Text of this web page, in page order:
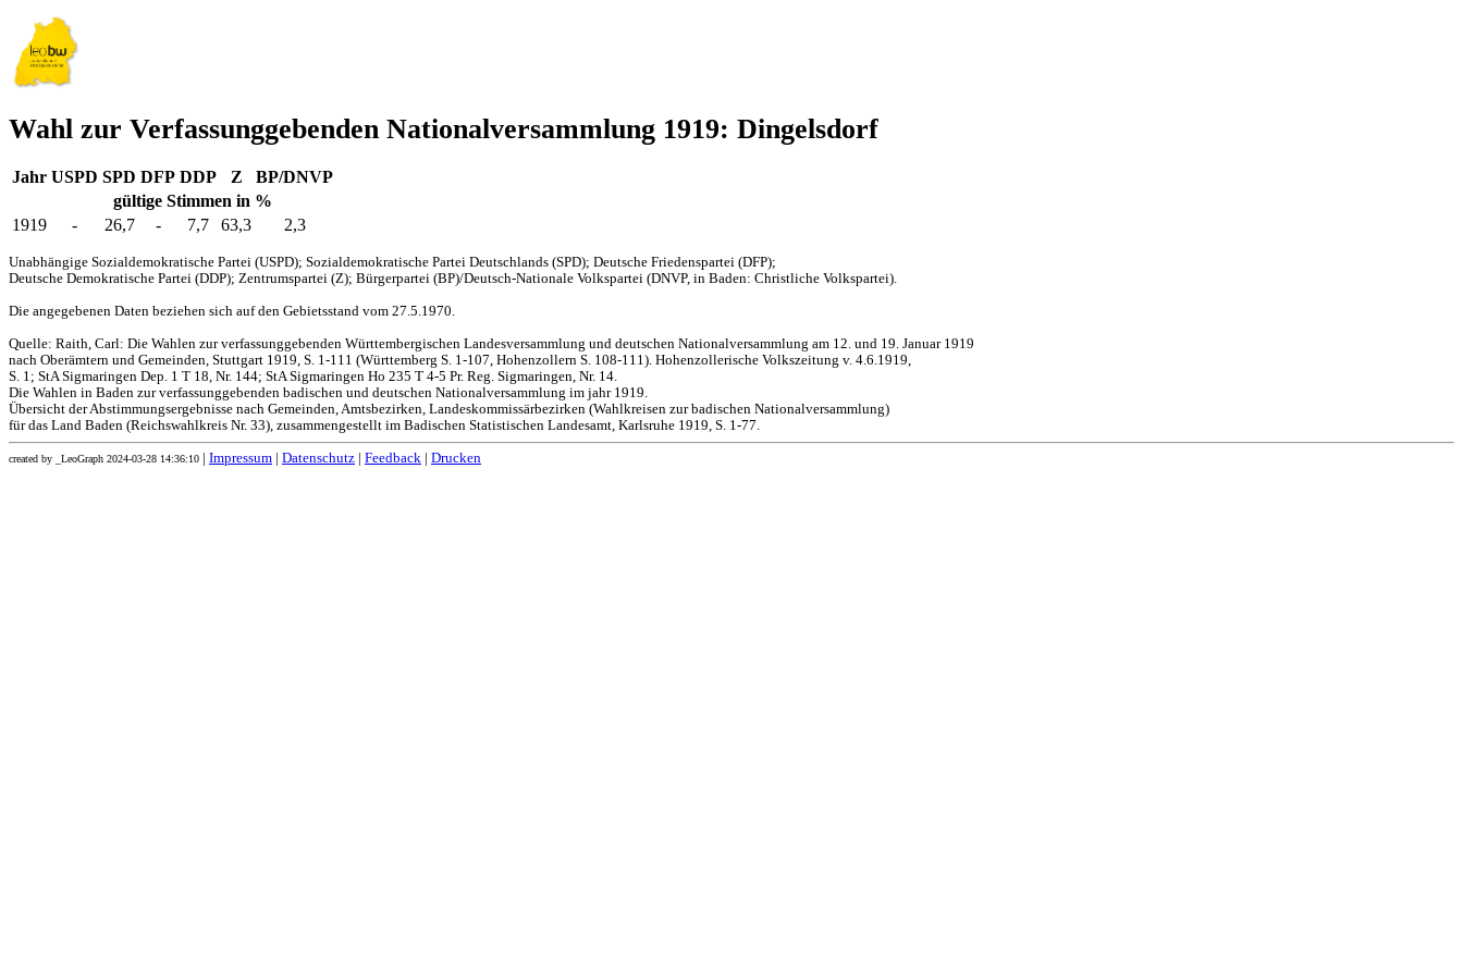
Wahl zur Verfassunggebenden Nationalversammlung 1919: Dingelsdorf
Jahr USPD SPD DFP DDP Z
BP/DNVP
gültige Stimmen in %
1919
- 26,7 - 7,7 63,3 2,3
Unabhängige Sozialdemokratische Partei (USPD); Sozialdemokratische Partei Deutschlands (SPD); Deutsche Friedenspartei (DFP);
Deutsche Demokratische Partei (DDP); Zentrumspartei (Z); Bürgerpartei (BP)/Deutsch-Nationale Volkspartei (DNVP, in Baden: Christliche Volkspartei).
Die angegebenen Daten beziehen sich auf den Gebietsstand vom 27.5.1970.
Quelle: Raith, Carl: Die Wahlen zur verfassunggebenden Württembergischen Landesversammlung und deutschen Nationalversammlung am 12. und 19. Januar 1919
nach Oberämtern und Gemeinden, Stuttgart 1919, S. 1-111 (Württemberg S. 1-107, Hohenzollern S. 108-111). Hohenzollerische Volkszeitung v. 4.6.1919,
S. 1; StA Sigmaringen Dep. 1 T 18, Nr. 144; StA Sigmaringen Ho 235 T 4-5 Pr. Reg. Sigmaringen, Nr. 14.
Die Wahlen in Baden zur verfassunggebenden badischen und deutschen Nationalversammlung im jahr 1919.
Übersicht der Abstimmungsergebnisse nach Gemeinden, Amtsbezirken, Landeskommissärbezirken (Wahlkreisen zur badischen Nationalversammlung)
für das Land Baden (Reichswahlkreis Nr. 33), zusammengestellt im Badischen Statistischen Landesamt, Karlsruhe 1919, S. 1-77.
created by _LeoGraph 2024-03-28 14:36:10 Impressum Datenschutz Feedback Drucken